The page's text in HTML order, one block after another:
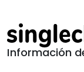
Información